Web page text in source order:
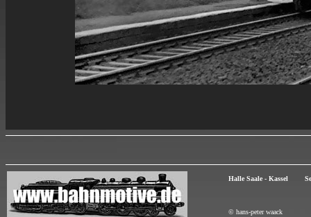
Halle Saale - Kassel
© hans-peter waack